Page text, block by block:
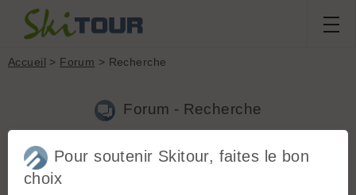
Accueil > Forum > Recherche
Forum - Recherche
Nouveau sujet|Voir tous les sujets
61 résultats
Pour soutenir Skitour, faites le bon
choix